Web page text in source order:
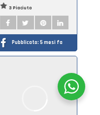
3 Piaciuto
Pubblicato: 5 mesi fa